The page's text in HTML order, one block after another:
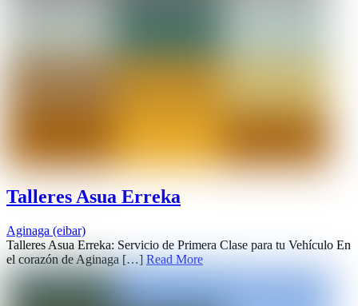
Talleres Asua Erreka
Aginaga (eibar)
Talleres Asua Erreka: Servicio de Primera Clase para tu Vehículo En
el corazón de Aginaga […] Read More